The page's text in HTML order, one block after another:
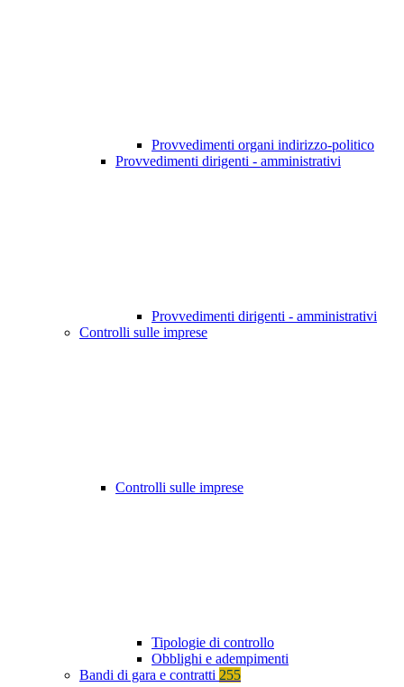
Provvedimenti organi indirizzo-politico
Provvedimenti dirigenti - amministrativi
Provvedimenti dirigenti - amministrativi
Controlli sulle imprese
Controlli sulle imprese
Tipologie di controllo
Obblighi e adempimenti
Bandi di gara e contratti 255